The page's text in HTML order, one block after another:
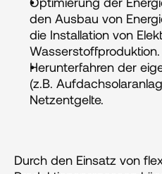
den Ausbau von
die Installation von
Wasserstoffproduktion.
Herunterfahren der
(z.B.
Netzentgelte.
Durch den Einsatz von